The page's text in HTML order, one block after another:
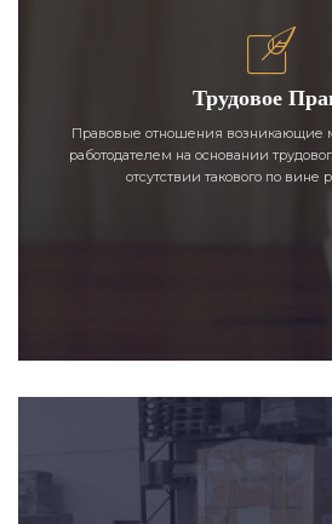
Трудовое
Правовые отношения возникающие
работодателем на основании
отсутствии такового по вине